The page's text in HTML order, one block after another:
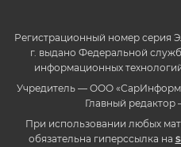
Регистрационный номер серия
г. выдано Федеральной
информационных
Учредитель — ООО
Главный
При использовании любых
обязательна гиперссылка на